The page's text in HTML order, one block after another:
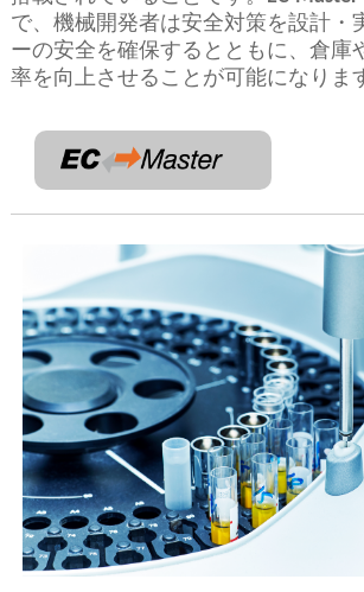
で、機械開発者は安全対策を設計・
ーの安全を確保するとともに、倉庫
率を向上させることが可能になりま